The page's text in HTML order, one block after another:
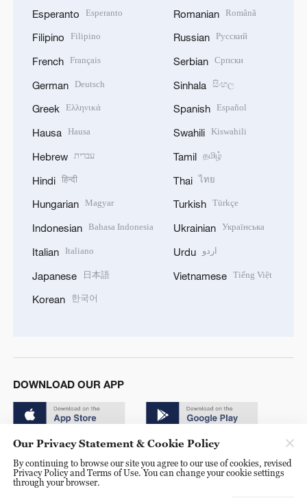
Esperanto Esperanto
Filipino Filipino
French Français
German Deutsch
Greek Ελληνικά
Hausa Hausa
Hebrew עברית
Hindi हिन्दी
Hungarian Magyar
Indonesian Bahasa Indonesia
Italian Italiano
Japanese 日本語
Korean 한국어
Romanian Română
Russian Русский
Serbian Српски
Sinhala සිංහල
Spanish Español
Swahili Kiswahili
Tamil தமிழ்
Thai ไทย
Turkish Türkçe
Ukrainian Українська
Urdu اردو
Vietnamese Tiếng Việt
DOWNLOAD OUR APP
© China Radio International.CRI. All Rights Reserved. 16A
Our Privacy Statement & Cookie Policy
By continuing to browse our site you agree to our use of cookies, revised
Privacy Policy and Terms of Use. You can change your cookie settings
through your browser.